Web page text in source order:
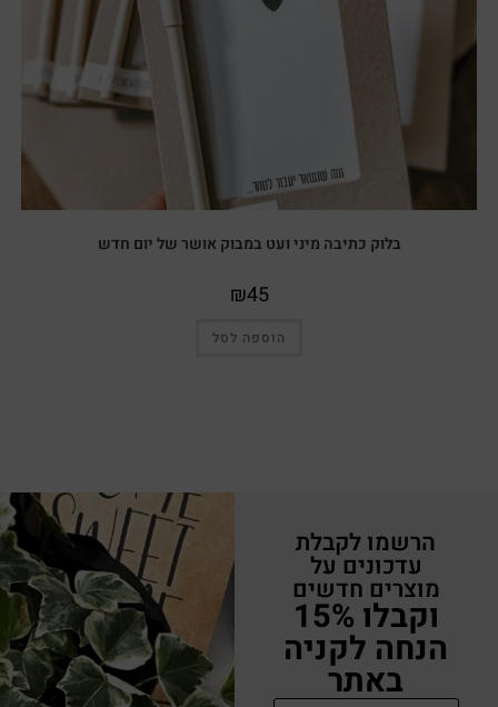
בלוק כתיבה מיני ועט במבוק אושר של יום חדש
₪45
הוספה לסל
הרשמו לקבלת
עדכונים על
מוצרים חדשים
וקבלו 15%
הנחה לקניה
באתר